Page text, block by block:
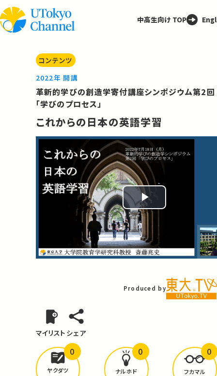
中高生向け TOP
コンテンツ
2022年 開講
革新的学びの創造学寄付講座シンポジウム第2回
「学びのプロセス」
これからの日本の英語学習
Play
Video
Produced by
マイリスト シェア
どんな学びがありましたか？
ヤクダツ
0
ナルホド
0
フカマル
0